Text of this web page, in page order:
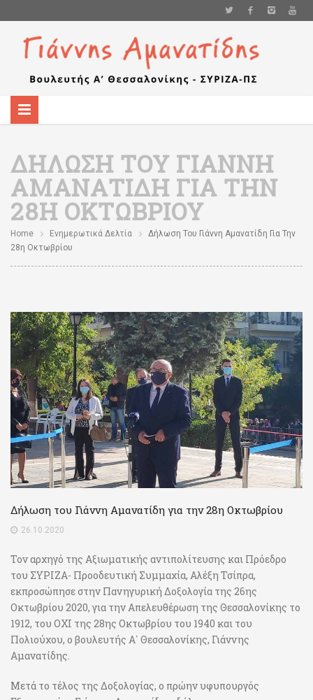
ΔΉΛΩΣΗ ΤΟΥ ΓΙΆΝΝΗ
ΑΜΑΝΑΤΊΔΗ ΓΙΑ ΤΗΝ
28Η ΟΚΤΩΒΡΊΟΥ
Home Ενημερωτικά Δελτία
Δήλωση Του Γιάννη Αμανατίδη Για Την
28η Οκτωβρίου
Δήλωση του Γιάννη Αμανατίδη για την 28η Οκτωβρίου
26.10.2020
Τον αρχηγό της Αξιωματικής αντιπολίτευσης και Πρόεδρο
του ΣΥΡΙΖΑ- Προοδευτική Συμμαχία, Αλέξη Τσίπρα,
εκπροσώπησε στην Πανηγυρική Δοξολογία της 26ης
Οκτωβρίου 2020, για την Απελευθέρωση της Θεσσαλονίκης το
1912, του ΟΧΙ της 28ης Οκτωβρίου του 1940 και του
Πολιούχου, ο βουλευτής Α΄ Θεσσαλονίκης, Γιάννης
Αμανατίδης.
Μετά το τέλος της Δοξολογίας, ο πρώην υφυπουργός